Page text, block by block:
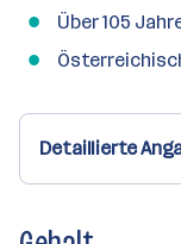
Über 105
Detaillierte